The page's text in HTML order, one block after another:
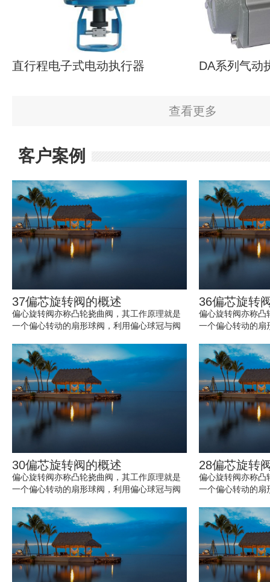
直行程电子式电动执行器 DA系列气动
查看更多
客户案例
37偏芯旋转阀的概述
偏心旋转阀亦称凸轮挠曲阀，其工作原理就是
一个偏心转动的扇形球阀，利用偏心球冠与阀
球...
36偏芯旋转
偏心旋转阀亦称凸
一个偏心转动的扇
球...
30偏芯旋转阀的概述
偏心旋转阀亦称凸轮挠曲阀，其工作原理就是
一个偏心转动的扇形球阀，利用偏心球冠与阀
球...
28偏芯旋转
偏心旋转阀亦称凸
一个偏心转动的扇
球...